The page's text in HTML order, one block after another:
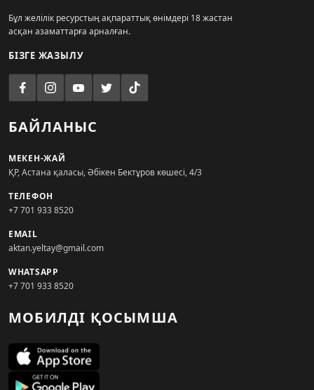
Бұл желілік ресурстың ақпараттық өнімдері 18 жастан
асқан азаматтарға арналған.
БІЗГЕ ЖАЗЫЛУ
БАЙЛАНЫС
МЕКЕН-ЖАЙ
ҚР, Астана қаласы, Әбікен Бектұров көшесі, 4/3
ТЕЛЕФОН
+7 701 933 8520
EMAIL
aktan.yeltay@gmail.com
WHATSAPP
+7 701 933 8520
МОБИЛДІ ҚОСЫМША